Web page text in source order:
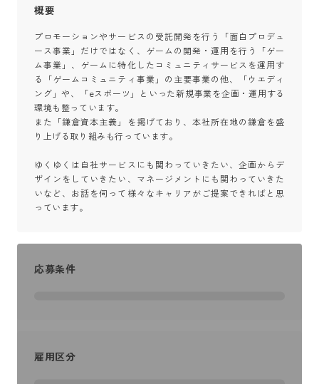
概要
プロモーションやサービスの受託開発を行う「面白プロデュ
ース事業」だけではなく、ゲームの開発・運用を行う「ゲー
ム事業」、ゲームに特化したコミュニティサービスを運用す
る「ゲームコミュニティ事業」の主要事業の他、「ウエディ
ング」や、「eスポーツ」といった新規事業を企画・運用する
環境も整っています。
また「鎌倉資本主義」を掲げており、本社所在地の鎌倉を盛
り上げる取り組みも行っています。
ゆくゆくは自社サービスにも関わっていきたい、企画からデ
ザインをしていきたい、マネージメントにも関わっていきた
いなど、お話を伺って様々なキャリアがご提案できればと思
っています。
応募条件
雇用区分